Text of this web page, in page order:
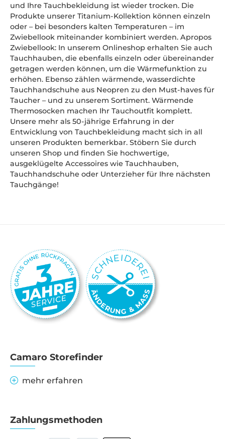
und Ihre Tauchbekleidung ist wieder trocken. Die
Produkte unserer Titanium-Kollektion können einzeln
oder – bei besonders kalten Temperaturen – im
Zwiebellook miteinander kombiniert werden. Apropos
Zwiebellook: In unserem Onlineshop erhalten Sie auch
Tauchhauben, die ebenfalls einzeln oder übereinander
getragen werden können, um die Wärmefunktion zu
erhöhen. Ebenso zählen wärmende, wasserdichte
Tauchhandschuhe aus Neopren zu den Must-haves für
Taucher – und zu unserem Sortiment. Wärmende
Thermosocken machen Ihr Tauchoutfit komplett.
Unsere mehr als 50-jährige Erfahrung in der
Entwicklung von Tauchbekleidung macht sich in all
unseren Produkten bemerkbar. Stöbern Sie durch
unseren Shop und finden Sie hochwertige,
ausgeklügelte Accessoires wie Tauchhauben,
Tauchhandschuhe oder Unterzieher für Ihre nächsten
Tauchgänge!
Camaro Storefinder
mehr erfahren
Zahlungsmethoden